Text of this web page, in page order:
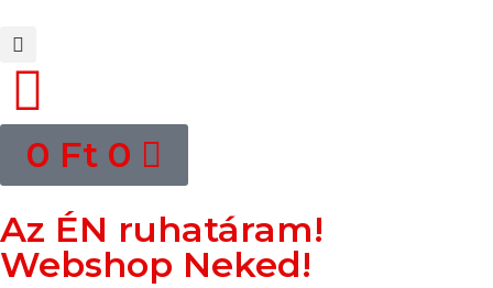
0 Ft 0
Az ÉN ruhatáram!
Webshop Neked!